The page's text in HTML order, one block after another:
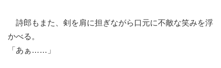
詩郎もまた、剣を肩に担ぎながら口元に不敵な笑みを浮
かべる。
「あぁ……」